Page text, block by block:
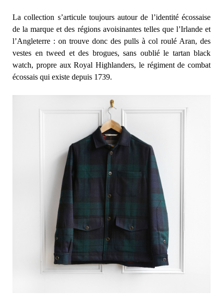
La collection s’articule toujours autour de l’identité écossaise
de la marque et des régions avoisinantes telles que l’Irlande et
l’Angleterre : on trouve donc des pulls à col roulé Aran, des
vestes en tweed et des brogues, sans oublié le tartan black
watch, propre aux Royal Highlanders, le régiment de combat
écossais qui existe depuis 1739.